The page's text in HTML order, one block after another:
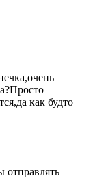
как будто
отправлять